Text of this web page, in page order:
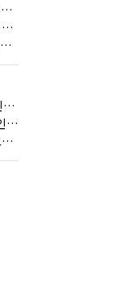
비밀 편지의 자물쇠, 양자 컴퓨터가 연다
'마그네슘 되고 칼슘 안되고'…다음 'AI 요약' 갈 길은
테마파크에 요양원까지…이종사업 눈독 들이는 게임사
700억 절감·경영권 유지…코인원의 '영리한 딜'
유가 급등·제도화 난항에…코인 또 '멈칫'
거래·시세 '뚝'…잊혀진 게임코인들